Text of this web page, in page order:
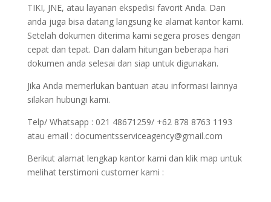
TIKI, JNE, atau layanan ekspedisi favorit Anda. Dan
anda juga bisa datang langsung ke alamat kantor kami.
Setelah dokumen diterima kami segera proses dengan
cepat dan tepat. Dan dalam hitungan beberapa hari
dokumen anda selesai dan siap untuk digunakan.
Jika Anda memerlukan bantuan atau informasi lainnya
silakan hubungi kami.
Telp/ Whatsapp : 021 48671259/ +62 878 8763 1193
atau email : documentsserviceagency@gmail.com
Berikut alamat lengkap kantor kami dan klik map untuk
melihat terstimoni customer kami :